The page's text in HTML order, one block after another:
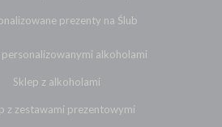
prezenty na Ślub
personalizowanymi alkoholami
Sklep z alkoholami
z zestawami prezentowymi